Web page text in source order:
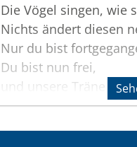
Die Vögel singen, wie
Nichts ändert diesen
Nur du bist
Du bist nun frei,
und unsere Tränen
Goethe